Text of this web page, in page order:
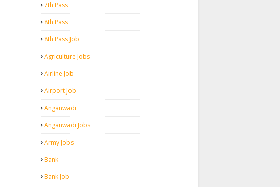
7th Pass
8th Pass
8th Pass Job
Agriculture Jobs
Airline Job
Airport Job
Anganwadi
Anganwadi Jobs
Army Jobs
Bank
Bank Job